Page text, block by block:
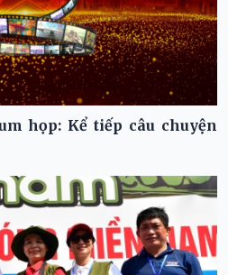
họp: Kể tiếp câu chuyện